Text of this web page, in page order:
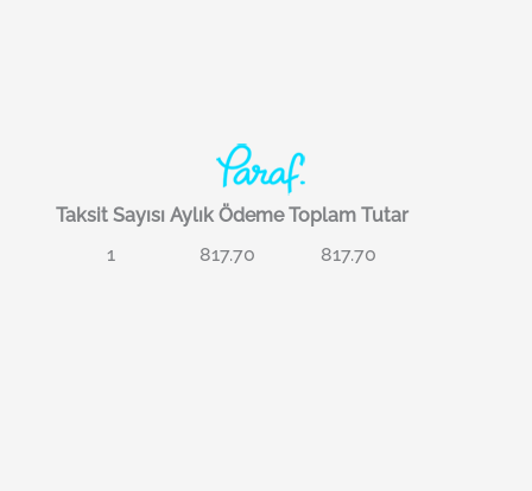
Taksit Sayısı Aylık Ödeme Toplam Tutar
1
817.70 817.70